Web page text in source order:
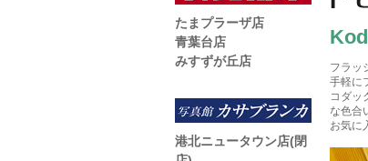
フラッ
手軽に
コダッ
な色合
お気に
たまプラーザ店
青葉台店
みすずが丘店
港北ニュータウン店(閉